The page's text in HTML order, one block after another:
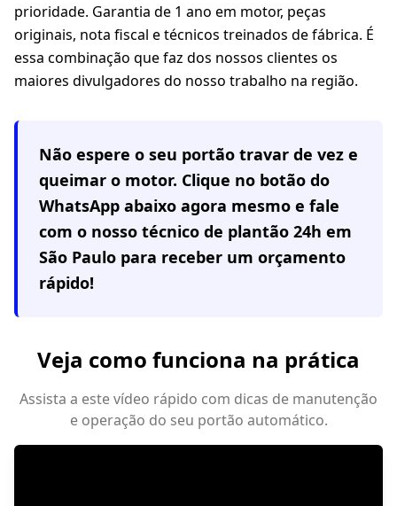
prioridade. Garantia de 1 ano em motor, peças
originais, nota fiscal e técnicos treinados de fábrica. É
essa combinação que faz dos nossos clientes os
maiores divulgadores do nosso trabalho na região.
Não espere o seu portão travar de vez e
queimar o motor. Clique no botão do
WhatsApp abaixo agora mesmo e fale
com o nosso técnico de plantão 24h em
São Paulo para receber um orçamento
rápido!
Veja como funciona na prática
Assista a este vídeo rápido com dicas de manutenção
e operação do seu portão automático.